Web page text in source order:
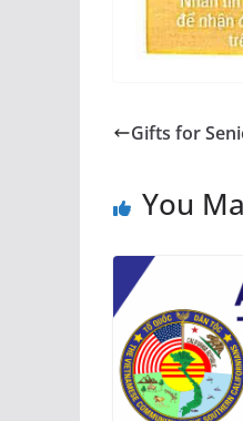
Gifts for
You